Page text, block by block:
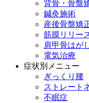
背骨・骨盤
鍼灸施術
産後骨盤矯
筋膜リリー
肩甲骨はが
電気治療
症状別メニュー
ぎっくり腰
ストレート
不眠症